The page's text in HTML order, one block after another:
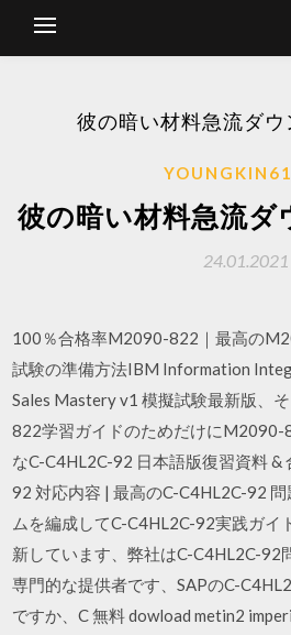
彼の暗い材料急流ダ
彼の暗い材料急流
24.01.2021
100％合格率M2090-822｜最高の
試験の準備方法IBM Information
Sales Mastery v1 模擬試験最新版、
822学習ガイドのためだけにM2090-
なC-C4HL2C-92 日本語版復習資料 &
92 対応内容 | 最高のC-C4HL2C-92
ムを編成してC-C4HL2C-92実践ガイ
新しています、弊社はC-C4HL2C-92
専門的な提供者です、SAPのC-
ですか、C 無料 dowload metin2